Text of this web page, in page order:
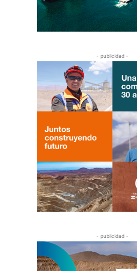
- publicidad -
- publicidad -